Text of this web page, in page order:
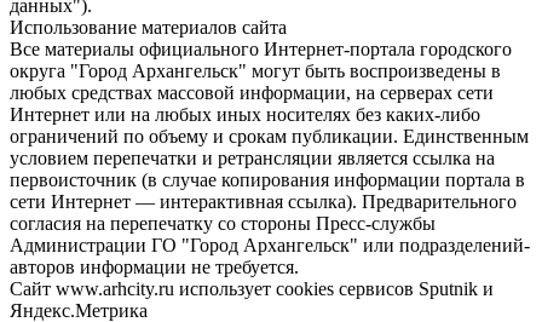
данных").
Использование материалов сайта
Все материалы официального Интернет-портала городского
округа "Город Архангельск" могут быть воспроизведены в
любых средствах массовой информации, на серверах сети
Интернет или на любых иных носителях без каких-либо
ограничений по объему и срокам публикации. Единственным
условием перепечатки и ретрансляции является ссылка на
первоисточник (в случае копирования информации портала в
сети Интернет — интерактивная ссылка). Предварительного
согласия на перепечатку со стороны Пресс-службы
Администрации ГО "Город Архангельск" или подразделений-
авторов информации не требуется.
Сайт www.arhcity.ru использует cookies сервисов Sputnik и
Яндекс.Метрика